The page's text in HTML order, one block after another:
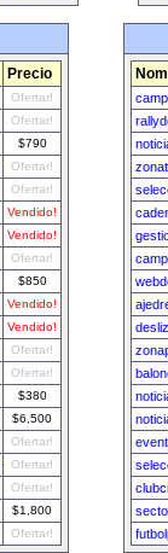
Precio
Ofertar!
Ofertar!
$790
Ofertar!
Ofertar!
Vendido!
Vendido!
Ofertar!
$850
Vendido!
Vendido!
Ofertar!
Ofertar!
$380
$6,500
Ofertar!
Ofertar!
Ofertar!
$1,800
Ofertar!